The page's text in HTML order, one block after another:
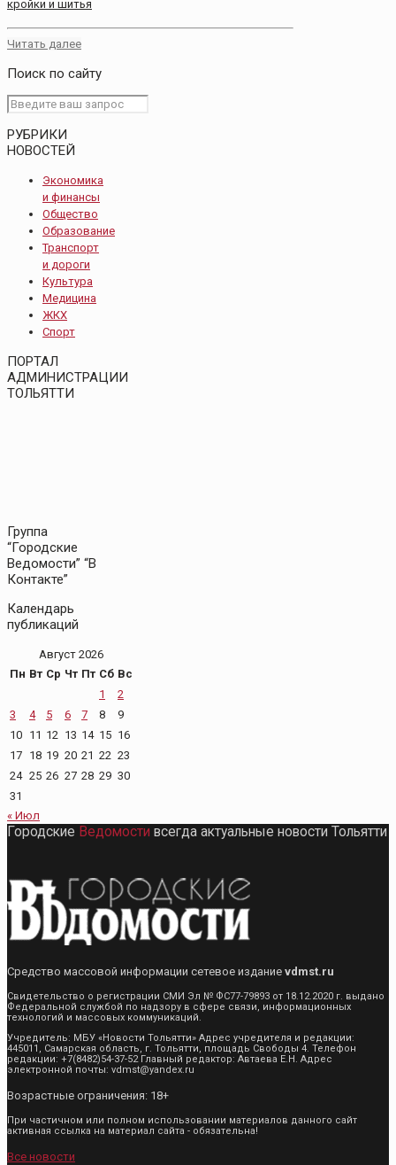
кройки и шитья
Читать далее
Поиск по сайту
РУБРИКИ
НОВОСТЕЙ
Экономика
и финансы
Общество
Образование
Транспорт
и дороги
Культура
Медицина
ЖКХ
Спорт
ПОРТАЛ
АДМИНИСТРАЦИИ
ТОЛЬЯТТИ
Группа
“Городские
Ведомости” “В
Контакте”
Календарь
публикаций
Август 2026
Пн Вт Ср Чт Пт Сб Вс
1
2
3
4 5 6 7 8
9
10 11 12 13 14 15 16
17 18 19 20 21 22 23
24 25 26 27 28 29 30
31
« Июл
Городские Ведомости всегда актуальные новости Тольятти
Средство массовой информации сетевое издание vdmst.ru
Свидетельство о регистрации СМИ Эл № ФС77-79893 от 18.12.2020 г. выдано
Федеральной службой по надзору в сфере связи, информационных
технологий и массовых коммуникаций.
Учредитель: МБУ «Новости Тольятти» Адрес учредителя и редакции:
445011, Самарская область, г. Тольятти, площадь Свободы 4. Телефон
редакции: +7(8482)54-37-52 Главный редактор: Автаева Е.Н. Адрес
электронной почты: vdmst@yandex.ru
Возрастные ограничения: 18+
При частичном или полном использовании материалов данного сайт
активная ссылка на материал сайта - обязательна!
Все новости